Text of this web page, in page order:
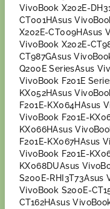
VivoBook X202E-
CT001HAsus
X202E-CT009HAsus
VivoBook X202E-
CT987GAsus
Q200E SeriesAsus
VivoBook F201E
KX052HAsus
F201E-KX064HAsus
VivoBook F201E-
KX066HAsus
F201E-KX067HAsus
VivoBook F201E-
KX068DUAsus
S200E-RHI3T73Asus
VivoBook S200E-
CT162HAsus